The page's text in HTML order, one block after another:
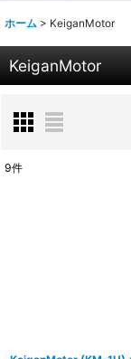
ホーム > KeiganMotor
KeiganMotor
9件